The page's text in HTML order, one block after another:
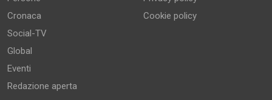
Cronaca
Social-TV
Global
Eventi
Redazione aperta
Cookie policy